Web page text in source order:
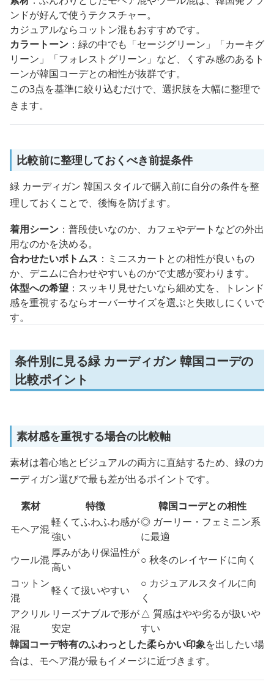
ンドが好んで使うテクスチャー。
カジュアルならコットン混もおすすめです。
カラートーン ：緑の中でも「セージグリーン」「カーキグ
リーン」「フォレストグリーン」など、くすみ感のあるト
ーンが韓国コーデとの相性が抜群です。
この3点を基準に絞り込むだけで、選択肢を大幅に整理で
きます。
比較前に整理しておくべき前提条件
緑 カーディガン 韓国スタイルで購入前に自分の条件を整
理しておくことで、後悔を防げます。
着用シーン ：普段使いなのか、カフェやデートなどの外出
用なのかを決める。
合わせたいボトムス ：ミニスカートとの相性が良いもの
か、デニムに合わせやすいものかで丈感が変わります。
体型への希望 ：スッキリ見せたいなら細め丈を、トレンド
感を重視するならオーバーサイズを選ぶと失敗しにくいで
す。
条件別に見る緑 カーディガン 韓国コーデの
比較ポイント
素材感を重視する場合の比較軸
素材は着心地とビジュアルの両方に直結するため、緑のカ
ーディガン選びで最も差が出るポイントです。
素材
特徴
韓国コーデとの相性
モヘア混
軽くてふわふわ感が
強い
◎ ガーリー・フェミニン系
に最適
ウール混
厚みがあり保温性が
高い
○ 秋冬のレイヤードに向く
コットン
混
軽くて扱いやすい
○ カジュアルスタイルに向
く
アクリル
混
リーズナブルで形が
安定
△ 質感はやや劣るが扱いや
すい
韓国コーデ特有のふわっとした柔らかい印象を出したい場
合は、モヘア混が最もイメージに近づきます。